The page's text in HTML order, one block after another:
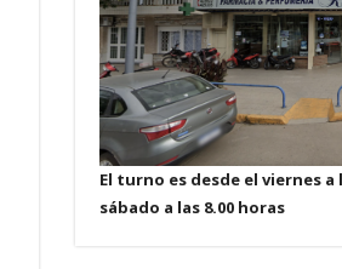
El turno es desde el viernes a
sábado a las 8.00 horas